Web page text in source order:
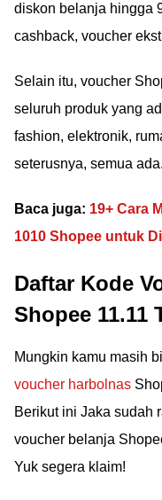
diskon belanja hingga
cashback, voucher
Selain itu, voucher
seluruh produk yang
fashion, elektronik,
seterusnya, semua ada.
Baca juga: 19+ Cara
1010 Shopee untuk
Daftar Kode
Shopee 11.11
Mungkin kamu masih
voucher harbolnas
Berikut ini Jaka sudah
voucher belanja
Yuk segera klaim!